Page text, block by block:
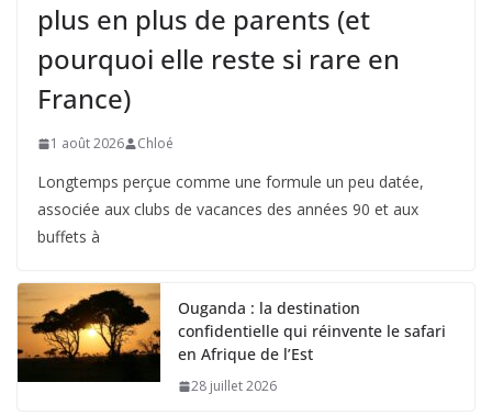
plus en plus de parents (et
pourquoi elle reste si rare en
France)
1 août 2026 Chloé
Longtemps perçue comme une formule un peu datée,
associée aux clubs de vacances des années 90 et aux
buffets à
Ouganda : la destination
confidentielle qui réinvente le safari
en Afrique de l’Est
28 juillet 2026